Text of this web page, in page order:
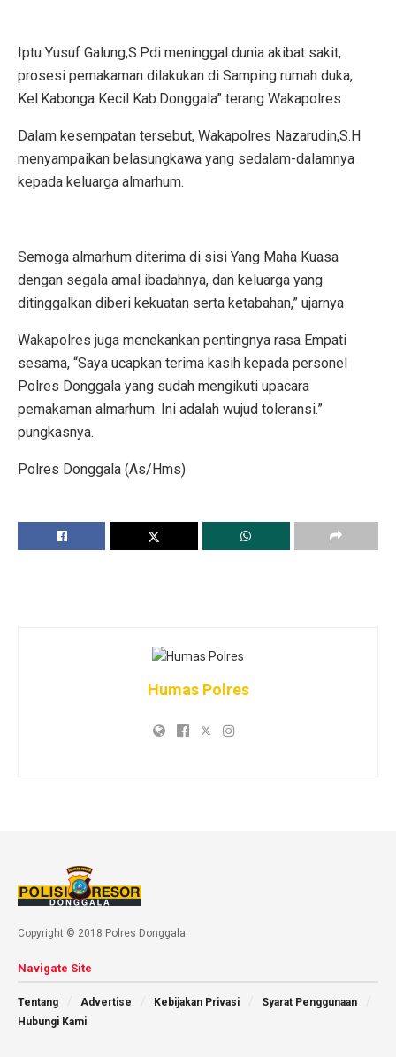
Iptu Yusuf Galung,S.Pdi meninggal dunia akibat sakit,
prosesi pemakaman dilakukan di Samping rumah duka,
Kel.Kabonga Kecil Kab.Donggala” terang Wakapolres
Dalam kesempatan tersebut, Wakapolres Nazarudin,S.H
menyampaikan belasungkawa yang sedalam-dalamnya
kepada keluarga almarhum.
Semoga almarhum diterima di sisi Yang Maha Kuasa
dengan segala amal ibadahnya, dan keluarga yang
ditinggalkan diberi kekuatan serta ketabahan,” ujarnya
Wakapolres juga menekankan pentingnya rasa Empati
sesama, “Saya ucapkan terima kasih kepada personel
Polres Donggala yang sudah mengikuti upacara
pemakaman almarhum. Ini adalah wujud toleransi.”
pungkasnya.
Polres Donggala (As/Hms)
Humas Polres
Copyright © 2018 Polres Donggala.
Navigate Site
Tentang Advertise Kebijakan Privasi
Syarat Penggunaan
Hubungi Kami